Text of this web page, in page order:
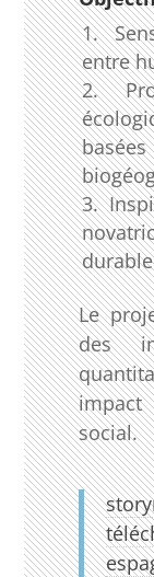
entre
Le
des
social.